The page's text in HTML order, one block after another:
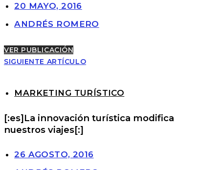
20 MAYO, 2016
ANDRÉS ROMERO
VER PUBLICACIÓN
SIGUIENTE ARTÍCULO
MARKETING TURÍSTICO
[:es]La innovación turística modifica
nuestros viajes[:]
26 AGOSTO, 2016